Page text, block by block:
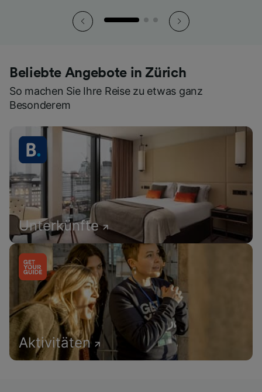
Beliebte Angebote in Zürich
So machen Sie Ihre Reise zu etwas ganz
Besonderem
Unterkünfte
Aktivitäten